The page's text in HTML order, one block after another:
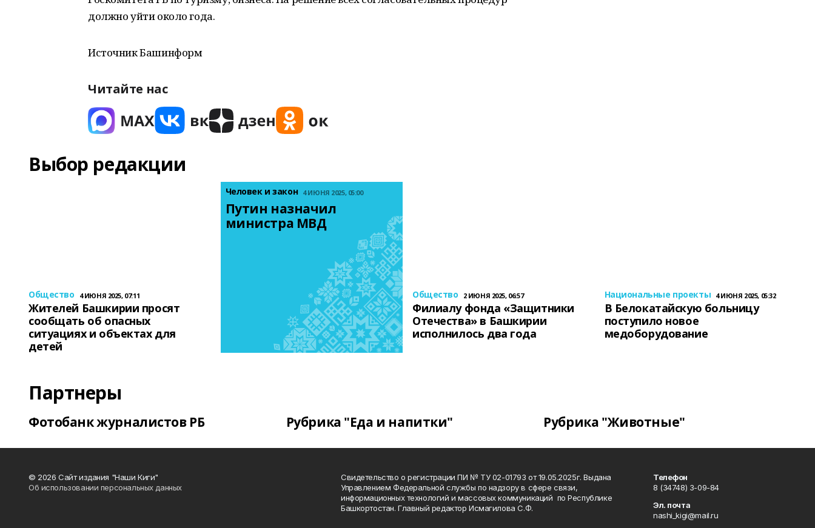
должно уйти около года.
Источник Башинформ
Читайте нас
Выбор редакции
Общество 4 ИЮНЯ 2025, 07:11
Жителей Башкирии просят
сообщать об опасных
ситуациях и объектах для
детей
Человек и закон 4 ИЮНЯ 2025, 05:00
Путин назначил
министра МВД
Общество 2 ИЮНЯ 2025, 06:57
Филиалу фонда «Защитники
Отечества» в Башкирии
исполнилось два года
Национальные проекты 4 ИЮНЯ 2025, 05:32
В Белокатайскую больницу
поступило новое
медоборудование
Партнеры
Фотобанк журналистов РБ Рубрика "Еда и напитки" Рубрика "Животные"
© 2026 Сайт издания "Наши Киги"
Об использовании персональных данных
Свидетельство о регистрации ПИ № ТУ 02-01793 от 19.05.2025г. Выдана
Управлением Федеральной службы по надзору в сфере связи,
информационных технологий и массовых коммуникаций по Республике
Башкортостан. Главный редактор Исмагилова С.Ф.
Телефон
8 (34748) 3-09-84
Эл. почта
nashi_kigi@mail.ru